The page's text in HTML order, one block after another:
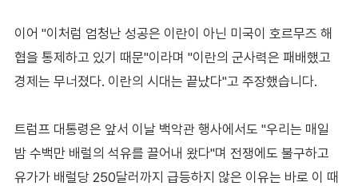
이어 "이처럼 엄청난 성공은 이란이 아닌 미국이 호르무즈 해
협을 통제하고 있기 때문"이라며 "이란의 군사력은 패배했고
경제는 무너졌다. 이란의 시대는 끝났다"고 주장했습니다.
트럼프 대통령은 앞서 이날 백악관 행사에서도 "우리는 매일
밤 수백만 배럴의 석유를 끌어내 왔다"며 전쟁에도 불구하고
유가가 배럴당 250달러까지 급등하지 않은 이유는 바로 이 때